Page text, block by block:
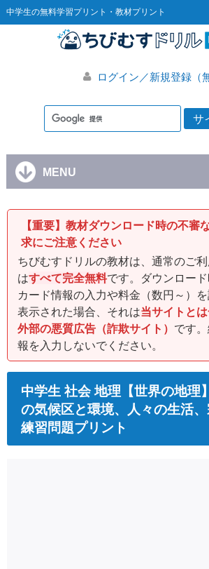
中学生の無料学習プリント・教材プリント
ログイン／新規登録（
MENU
【重要】教材ダウンロード時の不審
求にご注意ください
ちびむすドリルの教材は、通常のご
はすべて完全無料です。ダウンロー
カード情報の入力や料金（数円～）
表示された場合、それは当サイトと
外部の悪質広告（詐欺サイト） です
報を入力しないでください。
中学生 社会 地理【世界の地理
の気候区と環境、人々の生活、
練習問題プリント